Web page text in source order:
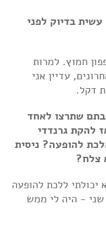
בדיוק לפני
חמוץ. למרות
עדיין אני
דקל.
שתרצו לאחד
להקת גרנדדי
להופעה? ניסית
צלח?
ללכת להופעה
- היה לי ממש